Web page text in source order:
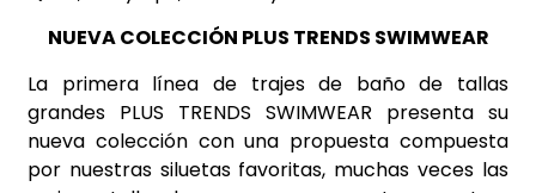
NUEVA COLECCIÓN PLUS TRENDS SWIMWEAR
La primera línea de trajes de baño de tallas
grandes PLUS TRENDS SWIMWEAR presenta su
nueva colección con una propuesta compuesta
por nuestras siluetas favoritas, muchas veces las